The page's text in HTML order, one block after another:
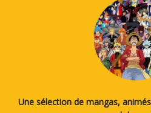
Une sélection de mangas,